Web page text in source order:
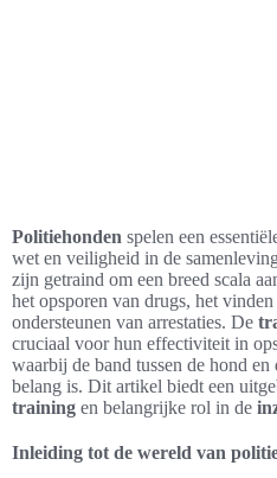
Politiehonden spelen een
wet en veiligheid in de
zijn getraind om een breed scala
het opsporen van drugs, het
ondersteunen van arrestaties. De
cruciaal voor hun effectiviteit in
waarbij de band tussen de hond
belang is. Dit artikel biedt een
training en belangrijke rol in de
Inleiding tot de wereld van